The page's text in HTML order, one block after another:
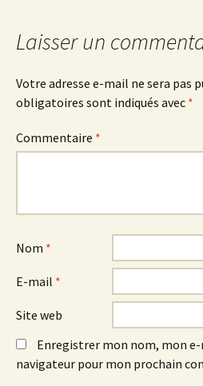
Laisser un
Votre adresse e-mail ne sera pas
obligatoires sont indiqués avec *
Commentaire *
Nom *
E-mail *
Site web
Enregistrer mon nom, mon
navigateur pour mon prochain